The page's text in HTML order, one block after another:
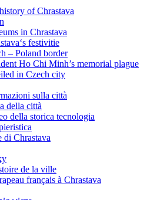
of Chrastava
in Chrastava
festivitie
– Poland border
Ho Chi Minh’s memorial plague
in Czech city
sulla città
della città
della storica tecnologia
di Chrastava
de la ville
français à Chrastava